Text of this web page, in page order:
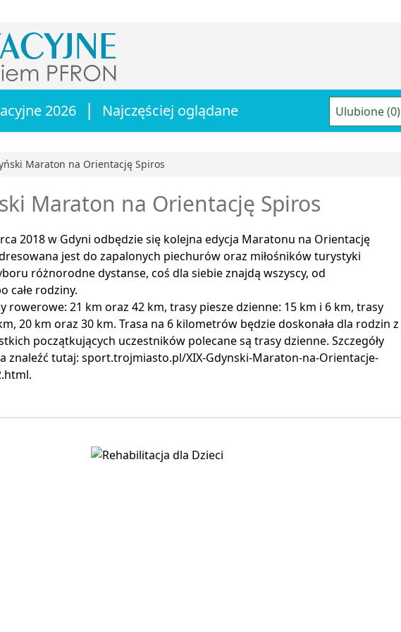
2026 | Najczęściej oglądane Ulubione (0)
Maraton na Orientację Spiros
Maraton na Orientację Spiros
2018 w Gdyni odbędzie się kolejna edycja Maratonu na Orientację
jest do zapalonych piechurów oraz miłośników turystyki
różnorodne dystanse, coś dla siebie znajdą wszyscy, od
całe rodziny.
rowerowe: 21 km oraz 42 km, trasy piesze dzienne: 15 km i 6 km, trasy
20 km oraz 30 km. Trasa na 6 kilometrów będzie doskonała dla rodzin z
początkujących uczestników polecane są trasy dzienne. Szczegóły
znaleźć tutaj: sport.trojmiasto.pl/XIX-Gdynski-Maraton-na-Orientacje-